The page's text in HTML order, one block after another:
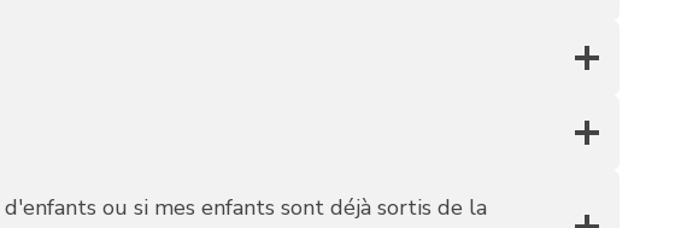
ou si mes enfants sont déjà sortis de la